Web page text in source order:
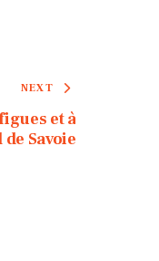
NEXT
et à
Savoie